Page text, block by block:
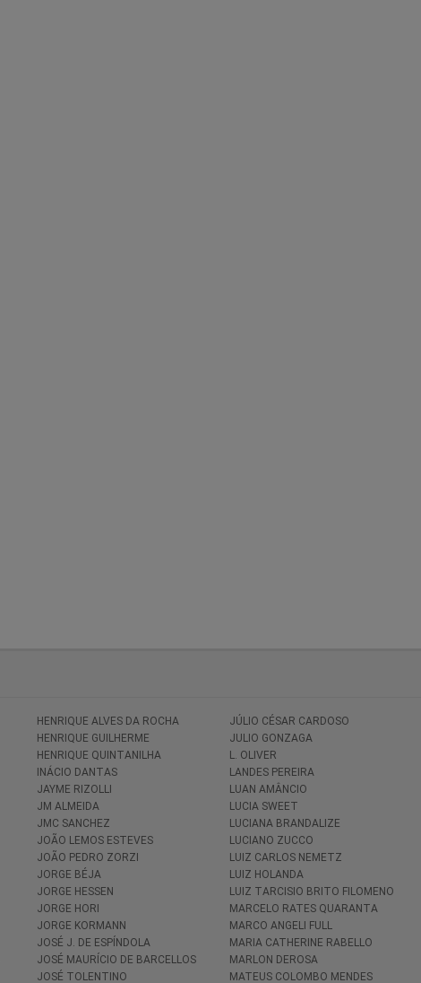
HENRIQUE ALVES DA ROCHA
HENRIQUE GUILHERME
HENRIQUE QUINTANILHA
INÁCIO DANTAS
JAYME RIZOLLI
JM ALMEIDA
JMC SANCHEZ
JOÃO LEMOS ESTEVES
JOÃO PEDRO ZORZI
JORGE BÉJA
JORGE HESSEN
JORGE HORI
JORGE KORMANN
JOSÉ J. DE ESPÍNDOLA
JOSÉ MAURÍCIO DE BARCELLOS
JOSÉ TOLENTINO
JÚLIO CÉSAR CARDOSO
JULIO GONZAGA
L. OLIVER
LANDES PEREIRA
LUAN AMÂNCIO
LUCIA SWEET
LUCIANA BRANDALIZE
LUCIANO ZUCCO
LUIZ CARLOS NEMETZ
LUIZ HOLANDA
LUIZ TARCISIO BRITO FILOMENO
MARCELO RATES QUARANTA
MARCO ANGELI FULL
MARIA CATHERINE RABELLO
MARLON DEROSA
MATEUS COLOMBO MENDES